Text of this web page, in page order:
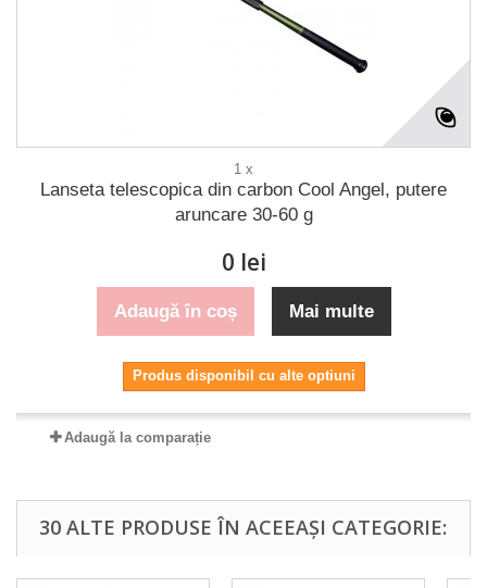
1 x
Lanseta telescopica din carbon Cool Angel, putere
aruncare 30-60 g
0 lei
Adaugă în coș Mai multe
Produs disponibil cu alte optiuni
Adaugă la comparație
30 ALTE PRODUSE ÎN ACEEAȘI CATEGORIE: